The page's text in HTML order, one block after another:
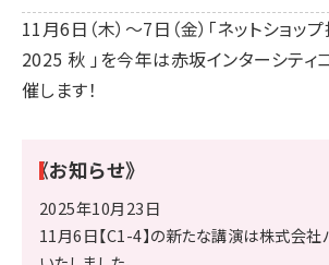
11月6日（木）～7日（金）「ネットショッ
2025 秋 」を今年は赤坂インターシティ
催します！
《お知らせ》
2025年10月23日
11月6日【C1-4】の新たな講演は株式会社